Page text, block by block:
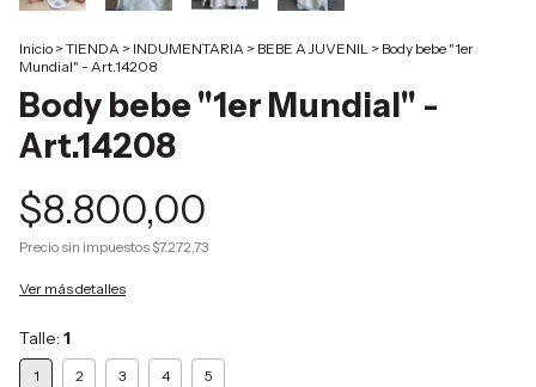
Inicio > TIENDA > INDUMENTARIA > BEBE A JUVENIL > Body bebe "1er
Mundial" - Art.14208
Body bebe "1er Mundial" -
Art.14208
$8.800,00
Precio sin impuestos $7.272,73
Ver más detalles
Talle: 1
1 2 3 4 5